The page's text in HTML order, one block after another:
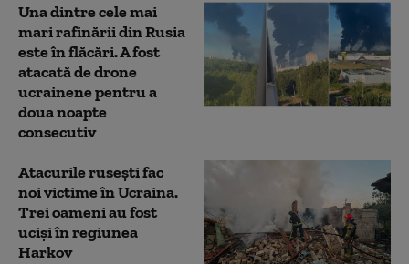
Una dintre cele mai
mari rafinării din Rusia
este în flăcări. A fost
atacată de drone
ucrainene pentru a
doua noapte
consecutiv
Atacurile rusești fac
noi victime în Ucraina.
Trei oameni au fost
uciși în regiunea
Harkov